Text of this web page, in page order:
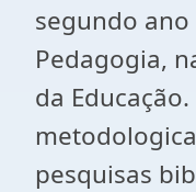
segundo
Pedagogia,
da
pesquisas